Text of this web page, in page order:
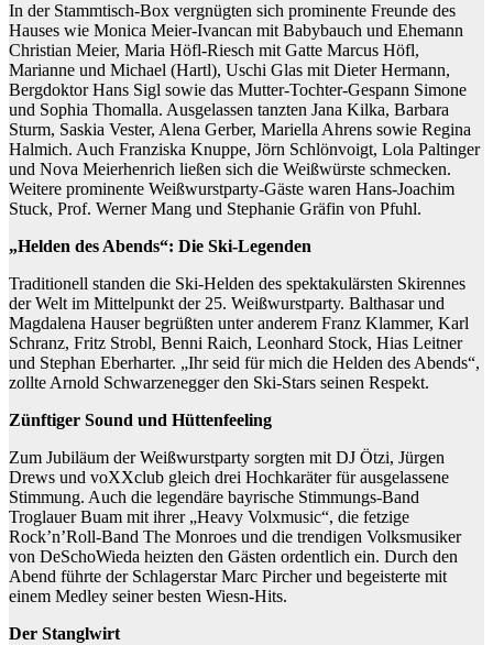
In der Stammtisch-Box vergnügten sich prominente Freunde des
Hauses wie Monica Meier-Ivancan mit Babybauch und Ehemann
Christian Meier, Maria Höfl-Riesch mit Gatte Marcus Höfl,
Marianne und Michael (Hartl), Uschi Glas mit Dieter Hermann,
Bergdoktor Hans Sigl sowie das Mutter-Tochter-Gespann Simone
und Sophia Thomalla. Ausgelassen tanzten Jana Kilka, Barbara
Sturm, Saskia Vester, Alena Gerber, Mariella Ahrens sowie Regina
Halmich. Auch Franziska Knuppe, Jörn Schlönvoigt, Lola Paltinger
und Nova Meierhenrich ließen sich die Weißwürste schmecken.
Weitere prominente Weißwurstparty-Gäste waren Hans-Joachim
Stuck, Prof. Werner Mang und Stephanie Gräfin von Pfuhl.
„Helden des Abends“: Die Ski-Legenden
Traditionell standen die Ski-Helden des spektakulärsten Skirennes
der Welt im Mittelpunkt der 25. Weißwurstparty. Balthasar und
Magdalena Hauser begrüßten unter anderem Franz Klammer, Karl
Schranz, Fritz Strobl, Benni Raich, Leonhard Stock, Hias Leitner
und Stephan Eberharter. „Ihr seid für mich die Helden des Abends“,
zollte Arnold Schwarzenegger den Ski-Stars seinen Respekt.
Zünftiger Sound und Hüttenfeeling
Zum Jubiläum der Weißwurstparty sorgten mit DJ Ötzi, Jürgen
Drews und voXXclub gleich drei Hochkaräter für ausgelassene
Stimmung. Auch die legendäre bayrische Stimmungs-Band
Troglauer Buam mit ihrer „Heavy Volxmusic“, die fetzige
Rock’n’Roll-Band The Monroes und die trendigen Volksmusiker
von DeSchoWieda heizten den Gästen ordentlich ein. Durch den
Abend führte der Schlagerstar Marc Pircher und begeisterte mit
einem Medley seiner besten Wiesn-Hits.
Der Stanglwirt